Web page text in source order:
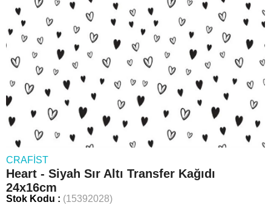
CRAFIST
Heart - Siyah Sır Altı Transfer Kağıdı
24x16cm
Stok Kodu (15392028)